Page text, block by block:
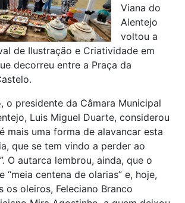
Viana do
Alentejo
voltou a
de Ilustração e Criatividade em
decorreu entre a Praça da
o presidente da Câmara Municipal
Luis Miguel Duarte, considerou
mais uma forma de alavancar esta
que se tem vindo a perder ao
O autarca lembrou, ainda, que o
“meia centena de olarias” e, hoje,
os oleiros, Feleciano Branco